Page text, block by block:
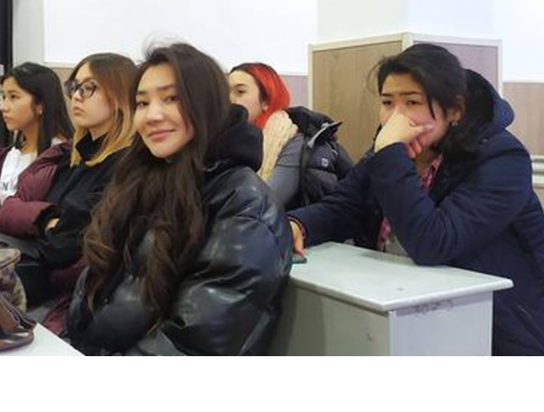
конференциялар
вебинарлар